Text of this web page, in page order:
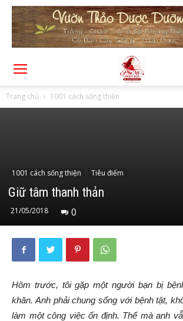
Trang chủ 1001 cách sống thiện
1001 cách sống thiện Tiêu điểm
Giữ tâm thanh thản
21/05/2018 0
Hôm trước, tôi gặp một người bạn bị
khăn. Anh phải chung sống với bệnh tật,
làm một công việc ổn định. Thế mà anh